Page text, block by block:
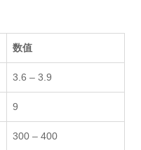
数值
3.6 – 3.9
9
300 – 400